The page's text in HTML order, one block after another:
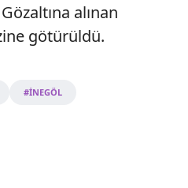
alınan
götürüldü.
#İNEGÖL